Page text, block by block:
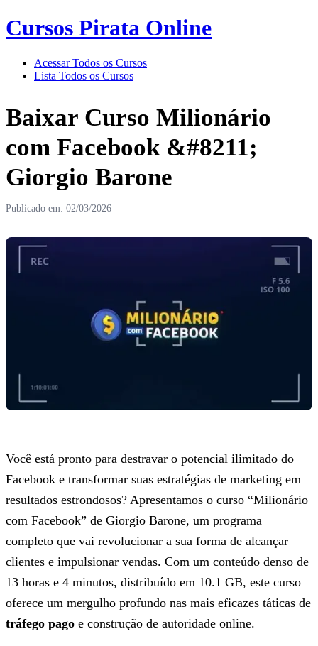
Cursos Pirata Online
Acessar Todos os Cursos
Lista Todos os Cursos
Baixar Curso Milionário
com Facebook &#8211;
Giorgio Barone
Publicado em: 02/03/2026
Você está pronto para destravar o potencial ilimitado do
Facebook e transformar suas estratégias de marketing em
resultados estrondosos? Apresentamos o curso “Milionário
com Facebook” de Giorgio Barone, um programa
completo que vai revolucionar a sua forma de alcançar
clientes e impulsionar vendas. Com um conteúdo denso de
13 horas e 4 minutos, distribuído em 10.1 GB, este curso
oferece um mergulho profundo nas mais eficazes táticas de
tráfego pago e construção de autoridade online.